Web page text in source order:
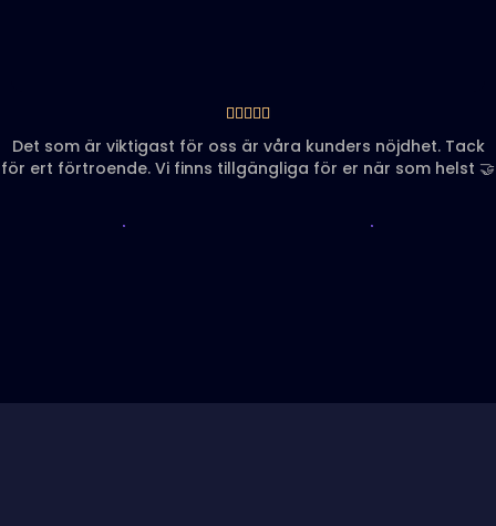
    
Det som är viktigast för oss är våra kunders nöjdhet. Tack
för ert förtroende. Vi finns tillgängliga för er när som helst 🤝